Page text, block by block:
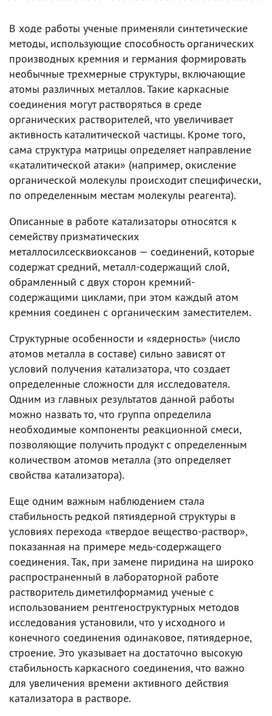
В ходе работы ученые применяли синтетические
методы, использующие способность органических
производных кремния и германия формировать
необычные трехмерные структуры, включающие
атомы различных металлов. Такие каркасные
соединения могут растворяться в среде
органических растворителей, что увеличивает
активность каталитической частицы. Кроме того,
сама структура матрицы определяет направление
«каталитической атаки» (например, окисление
органической молекулы происходит специфически,
по определенным местам молекулы реагента).
Описанные в работе катализаторы относятся к
семейству призматических
металлосилсесквиоксанов — соединений, которые
содержат средний, металл-содержащий слой,
обрамленный с двух сторон кремний-
содержащими циклами, при этом каждый атом
кремния соединен с органическим заместителем.
Структурные особенности и «ядерность» (число
атомов металла в составе) сильно зависят от
условий получения катализатора, что создает
определенные сложности для исследователя.
Одним из главных результатов данной работы
можно назвать то, что группа определила
необходимые компоненты реакционной смеси,
позволяющие получить продукт с определенным
количеством атомов металла (это определяет
свойства катализатора).
Еще одним важным наблюдением стала
стабильность редкой пятиядерной структуры в
условиях перехода «твердое вещество-раствор»,
показанная на примере медь-содержащего
соединения. Так, при замене пиридина на широко
распространенный в лабораторной работе
растворитель диметилформамид ученые с
использованием рентгеноструктурных методов
исследования установили, что у исходного и
конечного соединения одинаковое, пятиядерное,
строение. Это указывает на достаточно высокую
стабильность каркасного соединения, что важно
для увеличения времени активного действия
катализатора в растворе.